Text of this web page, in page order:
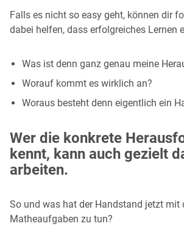
Falls es nicht so easy geht, können dir
dabei helfen, dass erfolgreiches Lernen
Was ist denn ganz genau meine
Worauf kommt es wirklich an?
Woraus besteht denn eigentlich ein
Wer die konkrete
kennt, kann auch gezielt
arbeiten.
So und was hat der Handstand jetzt mit
Matheaufgaben zu tun?